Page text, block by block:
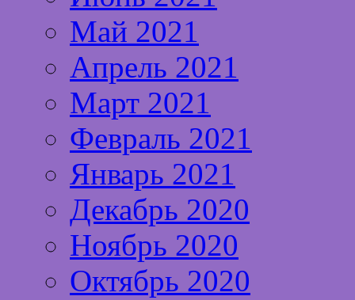
Май 2021
Апрель 2021
Март 2021
Февраль 2021
Январь 2021
Декабрь 2020
Ноябрь 2020
Октябрь 2020